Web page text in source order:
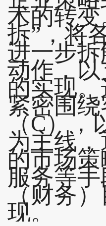
术的转变
拆”，将
进一步
动作，
的实现
紧密围
（C），
为主线
的市场
服务等
（财务
现。